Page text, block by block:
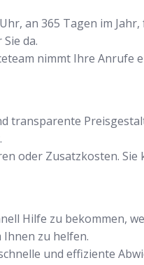
an 365 Tagen im
da.
nimmt Ihre
transparente
oder Zusatzkosten.
Hilfe zu bekommen,
zu helfen.
und effiziente